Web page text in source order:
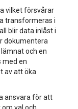
vilket försvårar
transformeras i
blir data inlåst i
dokumentera
och en
med en
av att öka
ansvara för att